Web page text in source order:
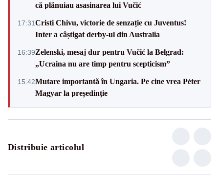
că plănuiau asasinarea lui Vučić
17:31Cristi Chivu, victorie de senzație cu Juventus!
Inter a câștigat derby-ul din Australia
16:39Zelenski, mesaj dur pentru Vučić la Belgrad:
„Ucraina nu are timp pentru scepticism”
15:42Mutare importantă în Ungaria. Pe cine vrea Péter
Magyar la președinție
Distribuie articolul